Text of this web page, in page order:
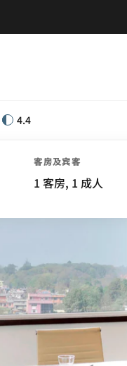
4.4
客房及宾客
1 客房, 1 成人